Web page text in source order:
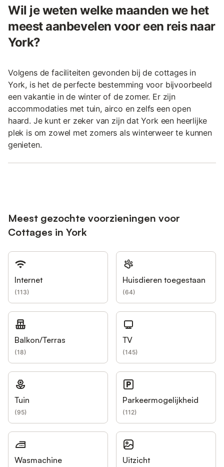
Wil je weten welke maanden we het
meest aanbevelen voor een reis naar
York?
Volgens de faciliteiten gevonden bij de cottages in
York, is het de perfecte bestemming voor bijvoorbeeld
een vakantie in de winter of de zomer. Er zijn
accommodaties met tuin, airco en zelfs een open
haard. Je kunt er zeker van zijn dat York een heerlijke
plek is om zowel met zomers als winterweer te kunnen
genieten.
Meest gezochte voorzieningen voor
Cottages in York
Internet
(113)
Huisdieren toegestaan
(64)
Balkon/Terras
(18)
TV
(145)
Tuin
(95)
Parkeermogelijkheid
(112)
Wasmachine Uitzicht